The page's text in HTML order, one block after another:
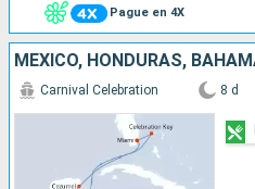
Pague en 4X
Carnival Celebration 8 d